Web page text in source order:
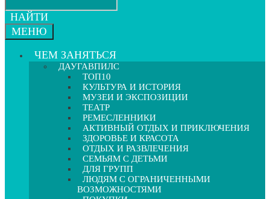
НАЙТИ
МЕНЮ
ЧЕМ ЗАНЯТЬСЯ
ДАУГАВПИЛС
ТОП10
КУЛЬТУРА И ИСТОРИЯ
МУЗЕИ И ЭКСПОЗИЦИИ
ТЕАТР
РЕМЕСЛЕННИКИ
АКТИВНЫЙ ОТДЫХ И ПРИКЛЮЧЕНИЯ
ЗДОРОВЬЕ И КРАСОТА
ОТДЫХ И РАЗВЛЕЧЕНИЯ
СЕМЬЯМ С ДЕТЬМИ
ДЛЯ ГРУПП
ЛЮДЯМ С ОГРАНИЧЕННЫМИ
ВОЗМОЖНОСТЯМИ